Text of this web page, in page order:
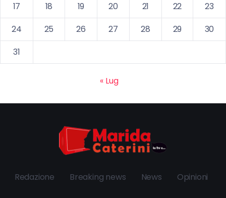
17
18 19 20 21 22
23
24
25 26 27 28 29
30
31
« Lug
Redazione Breaking news News Opinioni